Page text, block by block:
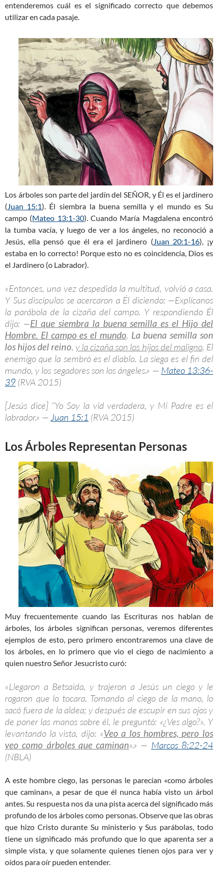
entenderemos cuál es el significado correcto que debemos
utilizar en cada pasaje.
Los árboles son parte del jardín del SEÑOR, y Él es el jardinero
(Juan 15:1). Él siembra la buena semilla y el mundo es Su
campo (Mateo 13:1-30). Cuando María Magdalena encontró
la tumba vacía, y luego de ver a los ángeles, no reconoció a
Jesús, ella pensó que él era el jardinero (Juan 20:1-16), ¡y
estaba en lo correcto! Porque esto no es coincidencia, Dios es
el Jardinero (o Labrador).
«Entonces, una vez despedida la multitud, volvió a casa.
Y Sus discípulos se acercaron a Él diciendo: —Explícanos
la parábola de la cizaña del campo. Y respondiendo Él
dijo: —El que siembra la buena semilla es el Hijo del
Hombre. El campo es el mundo. La buena semilla son
los hijos del reino, y la cizaña son los hijos del maligno. El
enemigo que la sembró es el diablo. La siega es el fin del
mundo, y los segadores son los ángeles.» — Mateo 13:36-
39 (RVA 2015)
[Jesús dice] “Yo Soy la vid verdadera, y Mi Padre es el
labrador.» — Juan 15:1 (RVA 2015)
Los Árboles Representan Personas
Muy frecuentemente cuando las Escrituras nos hablan de
árboles, los árboles significan personas, veremos diferentes
ejemplos de esto, pero primero encontraremos una clave de
los árboles, en lo primero que vio el ciego de nacimiento a
quien nuestro Señor Jesucristo curó:
«Llegaron a Betsaida, y trajeron a Jesús un ciego y le
rogaron que lo tocara. Tomando al ciego de la mano, lo
sacó fuera de la aldea; y después de escupir en sus ojos y
de poner las manos sobre él, le preguntó: «¿Ves algo?». Y
levantando la vista, dijo: «Veo a los hombres, pero los
veo como árboles que caminan».» — Marcos 8:22-24
(NBLA)
A este hombre ciego, las personas le parecían «como árboles
que caminan», a pesar de que él nunca había visto un árbol
antes. Su respuesta nos da una pista acerca del significado más
profundo de los árboles como personas. Observe que las obras
que hizo Cristo durante Su ministerio y Sus parábolas, todo
tiene un significado más profundo que lo que aparenta ser a
simple vista, y que solamente quienes tienen ojos para ver y
oídos para oír pueden entender.